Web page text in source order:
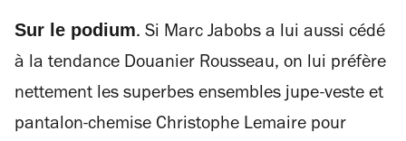
Sur le podium. Si Marc Jabobs a lui aussi cédé
à la tendance Douanier Rousseau, on lui préfère
nettement les superbes ensembles jupe-veste et
pantalon-chemise Christophe Lemaire pour